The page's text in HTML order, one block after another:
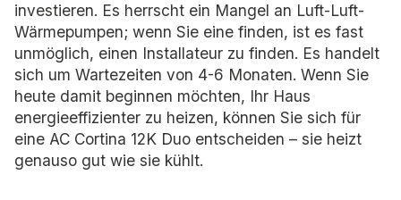
investieren. Es herrscht ein Mangel an Luft-Luft-
Wärmepumpen; wenn Sie eine finden, ist es fast
unmöglich, einen Installateur zu finden. Es handelt
sich um Wartezeiten von 4-6 Monaten. Wenn Sie
heute damit beginnen möchten, Ihr Haus
energieeffizienter zu heizen, können Sie sich für
eine AC Cortina 12K Duo entscheiden – sie heizt
genauso gut wie sie kühlt.